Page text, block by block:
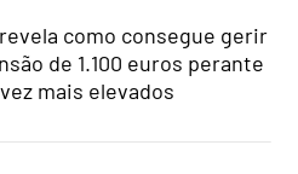
como consegue gerir
de 1.100 euros perante
mais elevados